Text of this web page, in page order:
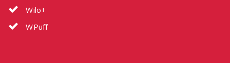
Wilo+
WPuff